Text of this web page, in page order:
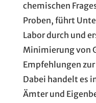
chemischen
Proben, führt
Labor durch und
Minimierung von
Empfehlungen
Dabei handelt es
Ämter und